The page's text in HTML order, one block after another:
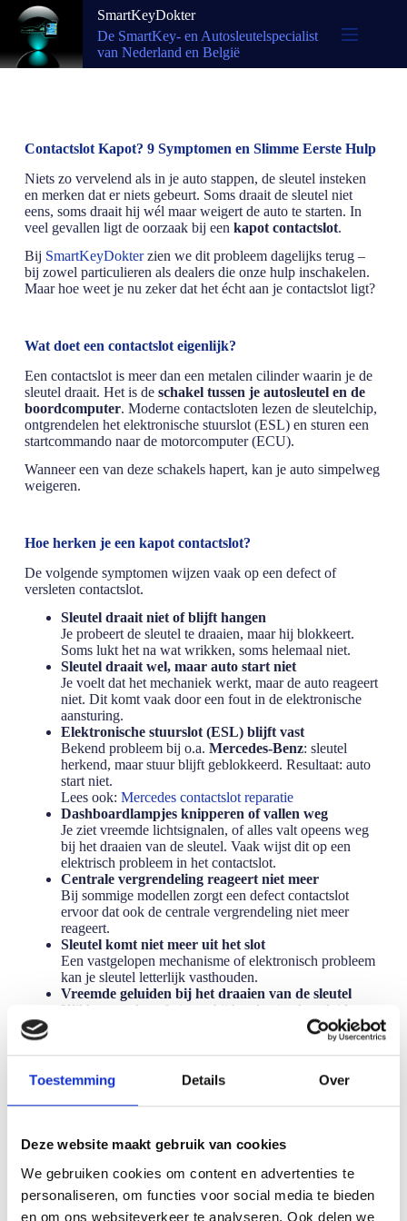
Toestemming Details Over
Deze website maakt gebruik van cookies
We gebruiken cookies om content en advertenties te
personaliseren, om functies voor social media te bieden
en om ons websiteverkeer te analyseren. Ook delen we
SmartKeyDokter
De SmartKey- en Autosleutelspecialist
van Nederland en België
Contactslot Kapot? 9 Symptomen en Slimme Eerste Hulp
Niets zo vervelend als in je auto stappen, de sleutel insteken
en merken dat er niets gebeurt. Soms draait de sleutel niet
eens, soms draait hij wél maar weigert de auto te starten. In
veel gevallen ligt de oorzaak bij een kapot contactslot.
Bij SmartKeyDokterzien we dit probleem dagelijks terug –
bij zowel particulieren als dealers die onze hulp inschakelen.
Maar hoe weet je nu zeker dat het écht aan je contactslot ligt?
Wat doet een contactslot eigenlijk?
Een contactslot is meer dan een metalen cilinder waarin je de
sleutel draait. Het is de schakel tussen je autosleutel en de
boordcomputer. Moderne contactsloten lezen de sleutelchip,
ontgrendelen het elektronische stuurslot (ESL) en sturen een
startcommando naar de motorcomputer (ECU).
Wanneer een van deze schakels hapert, kan je auto simpelweg
weigeren.
Hoe herken je een kapot contactslot?
De volgende symptomen wijzen vaak op een defect of
versleten contactslot.
Sleutel draait niet of blijft hangen
Je probeert de sleutel te draaien, maar hij blokkeert.
Soms lukt het na wat wrikken, soms helemaal niet.
Sleutel draait wel, maar auto start niet
Je voelt dat het mechaniek werkt, maar de auto reageert
niet. Dit komt vaak door een fout in de elektronische
aansturing.
Elektronische stuurslot (ESL) blijft vast
Bekend probleem bij o.a. Mercedes-Benz: sleutel
herkend, maar stuur blijft geblokkeerd. Resultaat: auto
start niet.
Lees ook: Mercedes contactslot reparatie
Dashboardlampjes knipperen of vallen weg
Je ziet vreemde lichtsignalen, of alles valt opeens weg
bij het draaien van de sleutel. Vaak wijst dit op een
elektrisch probleem in het contactslot.
Centrale vergrendeling reageert niet meer
Bij sommige modellen zorgt een defect contactslot
ervoor dat ook de centrale vergrendeling niet meer
reageert.
Sleutel komt niet meer uit het slot
Een vastgelopen mechanisme of elektronisch probleem
kan je sleutel letterlijk vasthouden.
Vreemde geluiden bij het draaien van de sleutel
Klikken, ratelen of piepen bij het draaien kan duiden op
Wanneer de sleutel opeens té soepel draait zonder
weerstand, kan dit duiden op interne slijtage van het
slotmechanisme.
Waarschuwingsmeldingen in het display
als“Steering lock defective”of“Key not recognized”
Dit is vaak een duidelijk teken dat het contactslot of de
elektronica erachter niet goed functioneert.